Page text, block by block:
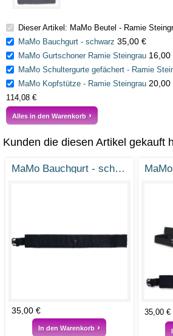
Dieser Artikel: MaMo Beutel - Ramie
MaMo Bauchgurt - schwarz 35,00 €
MaMo Gurtschoner Ramie Steingrau 16,00
MaMo Schultergurte gefächert - Ramie
MaMo Kopfstütze - Ramie Steingrau 20,00
114,08 €
Alles in den Warenkorb
Kunden die diesen Artikel gekauft
MaMo Bauchgurt - schwarz
35,00 €
In den Warenkorb
35,00 €